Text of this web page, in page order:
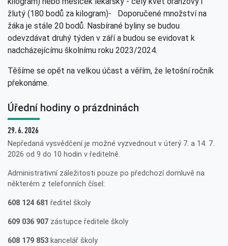
žlutý (180 bodů za kilogram)- Doporučené množství na
žáka je stále 20 bodů. Nasbírané byliny se budou
odevzdávat druhý týden v září a budou se evidovat k
nadcházejícímu školnímu roku 2023/2024.
Těšíme se opět na velkou účast a věřím, že letošní ročník
překonáme.
Úřední hodiny o prázdninách
29. 6. 2026
Nepředaná vysvědčení je možné vyzvednout v úterý 7. a 14. 7.
2026 od 9 do 10 hodin v ředitelně.
Administrativní záležitosti pouze po předchozí domluvě na
některém z telefonních čísel:
608 124 681 ředitel školy
609 036 907 zástupce ředitele školy
608 179 853 kancelář školy